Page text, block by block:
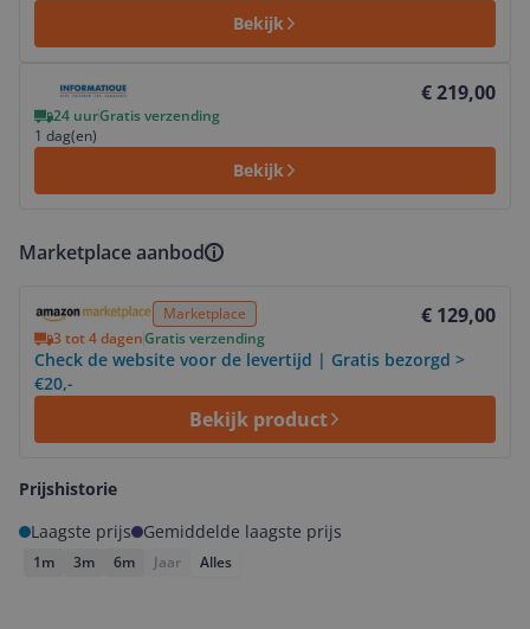
Bekijk
€ 219,00
24 uurGratis verzending
1 dag(en)
Bekijk
Marketplace aanbod
Marketplace € 129,00
3 tot 4 dagenGratis verzending
Check de website voor de levertijd | Gratis bezorgd >
€20,-
Bekijk product
Prijshistorie
Laagste prijs
Gemiddelde laagste prijs
1m 3m 6m Jaar Alles